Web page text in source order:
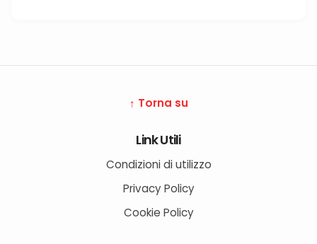
↑ Torna su
Link Utili
Condizioni di utilizzo
Privacy Policy
Cookie Policy